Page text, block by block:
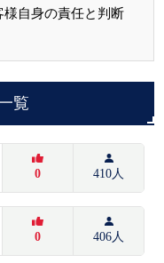
自身の責任と判断
覧
0 410人
0 406人